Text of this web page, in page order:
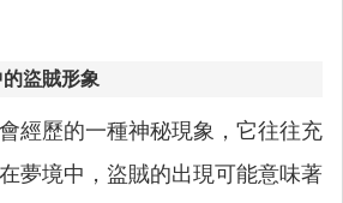
盜賊形象
經歷的一種神秘現象，它往往充
夢境中，盜賊的出現可能意味著